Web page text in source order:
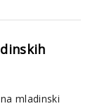
mladinski